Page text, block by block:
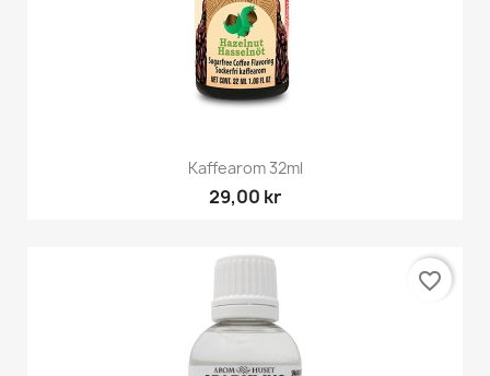
Kaffearom 32ml
29,00 kr
favorite_border